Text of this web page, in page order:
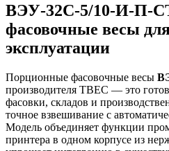
ВЭУ-32С-5/10-И-П-
фасовочные весы
эксплуатации
Порционные фасовочные весы
производителя ТВЕС — это
фасовки, складов и
точное взвешивание с
Модель объединяет функции
принтера в одном корпусе из